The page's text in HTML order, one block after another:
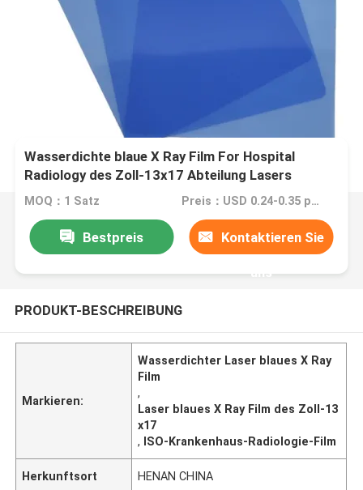
Wasserdichte blaue X Ray Film For Hospital
Radiology des Zoll-13x17 Abteilung Lasers
MOQ：1 Satz Preis：USD 0.24-0.35 per sheet
Bestpreis Kontaktieren Sie
uns
PRODUKT-BESCHREIBUNG
Markieren:
Wasserdichter Laser blaues X Ray
Film
,
Laser blaues X Ray Film des Zoll-13
x17
, ISO-Krankenhaus-Radiologie-Film
Herkunftsort HENAN CHINA